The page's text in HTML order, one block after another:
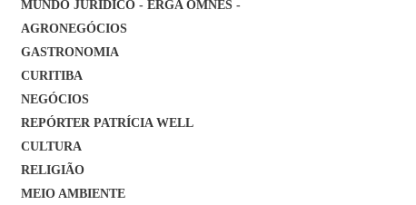
MUNDO JURÍDICO - ERGA OMNES -
AGRONEGÓCIOS
GASTRONOMIA
CURITIBA
NEGÓCIOS
REPÓRTER PATRÍCIA WELL
CULTURA
RELIGIÃO
MEIO AMBIENTE